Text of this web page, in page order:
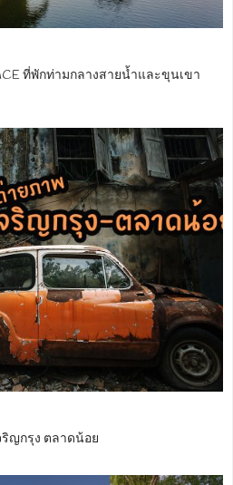
ที่พักท่ามกลางสายน้ำและขุนเขา
ริญกรุง ตลาดน้อย